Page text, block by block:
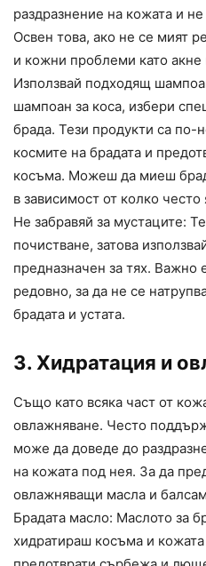
раздразнение на кожата и
Освен това, ако не се мият
и кожни проблеми като акне
Използвай подходящ
шампоан за коса, избери
брада. Тези продукти са
космите на брадата и
косъма. Можеш да миеш
в зависимост от колко
Не забравяй за мустаците:
почистване, затова
предназначен за тях. Важно
редовно, за да не се
брадата и устата.
3. Хидратация и
Също като всяка част от
овлажняване. Често
може да доведе до
на кожата под нея. За да
овлажняващи масла и
Брадата масло: Маслото за
хидратираш косъма и